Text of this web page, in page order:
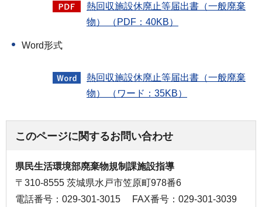
熱回収施設休廃止等届出書（一般廃棄
物） （PDF：40KB）
Word形式
熱回収施設休廃止等届出書（一般廃棄
物） （ワード：35KB）
このページに関するお問い合わせ
県民生活環境部廃棄物規制課施設指導
〒310-8555 茨城県水戸市笠原町978番6
電話番号：029-301-3015
FAX番号：029-301-3039